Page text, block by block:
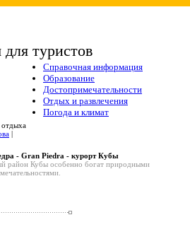
туристов
Справочная информация
Образование
Достопримечательности
Отдых и развлечения
Погода и климат
отдыха
|
- Gran Piedra - курорт Кубы
район Кубы особенно богат природными